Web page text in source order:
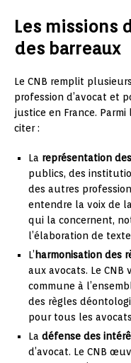
Les missions
des barreaux
Le CNB remplit
profession d’avocat et
justice en France.
citer :
La représentation
publics, des
des autres
entendre la voix de
qui la concernent,
l’élaboration de
L’harmonisation des
aux avocats. Le
commune à
des règles
pour tous les
La défense des
d’avocat. Le CNB